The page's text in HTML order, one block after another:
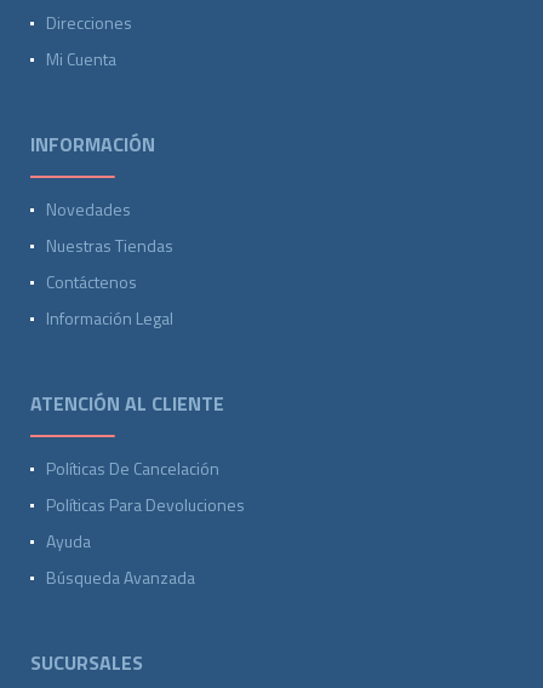
Direcciones
Mi Cuenta
INFORMACIÓN
Novedades
Nuestras Tiendas
Contáctenos
Información Legal
ATENCIÓN AL CLIENTE
Políticas De Cancelación
Políticas Para Devoluciones
Ayuda
Búsqueda Avanzada
SUCURSALES